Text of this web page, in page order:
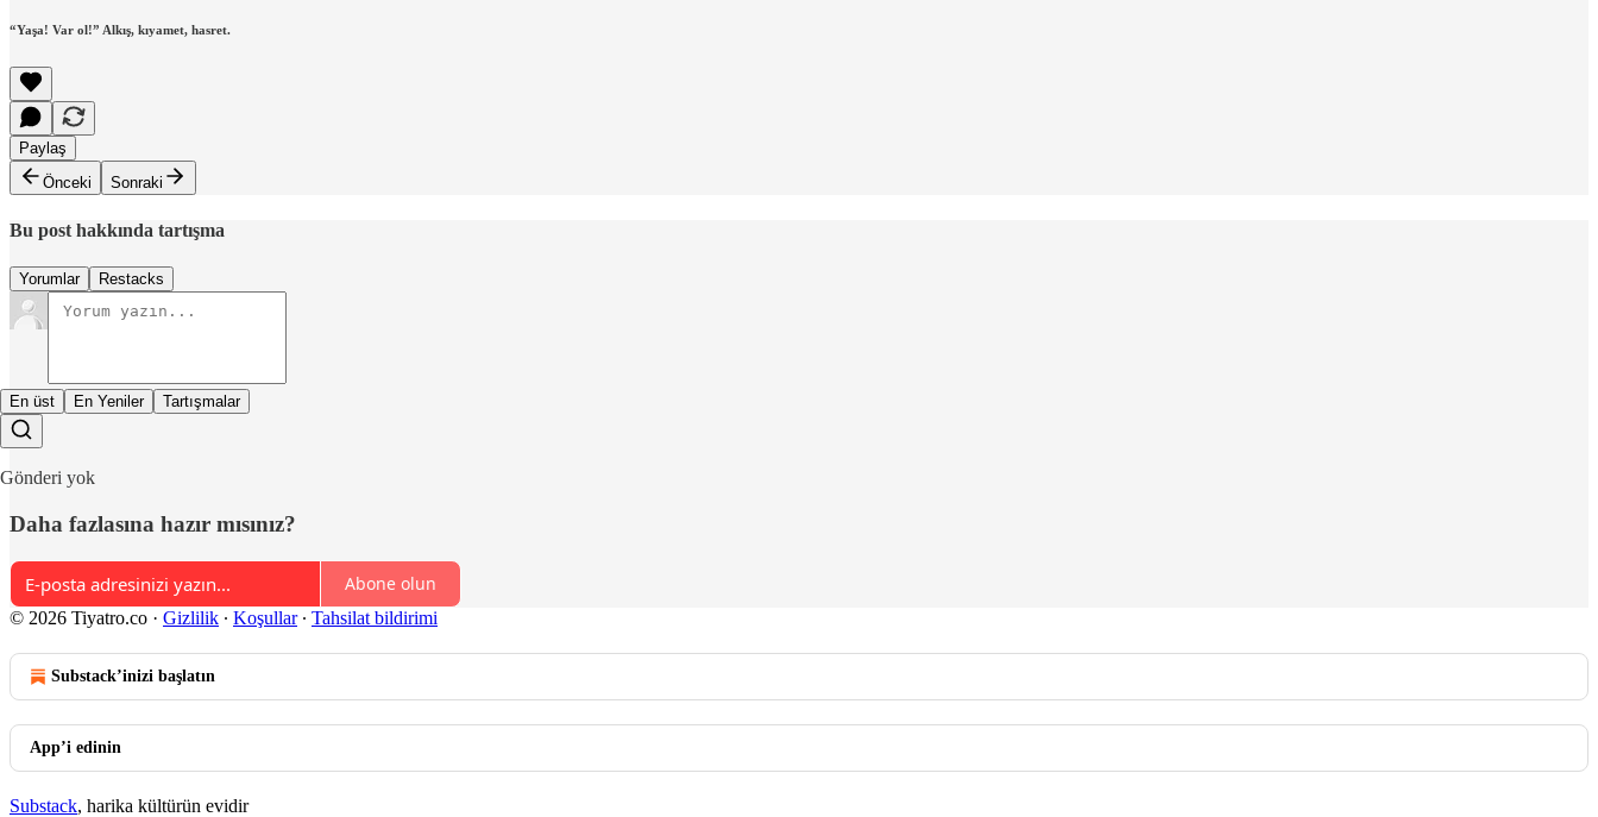
“Yaşa! Var ol!” Alkış, kıyamet, hasret.
Paylaş
Önceki
Sonraki
Bu post hakkında tartışma
Yorumlar Restacks
En üst En Yeniler Tartışmalar
Gönderi yok
Daha fazlasına hazır mısınız?
Abone olun
© 2026 Tiyatro.co · Gizlilik ∙ Koşullar∙ Tahsilat bildirimi
Substack’inizi başlatın
App’i edinin
Substack, harika kültürün evidir